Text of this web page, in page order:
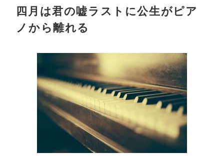
四月は君の嘘ラストに公生がピア
ノから離れる